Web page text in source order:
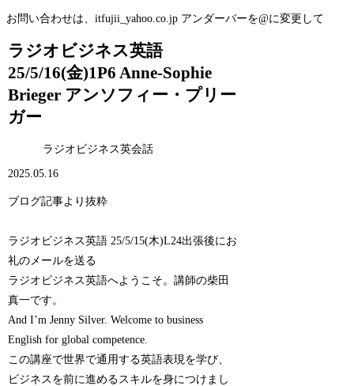
お問い合わせは、itfujii_yahoo.co.jp アンダーバーを@に変更して
ラジオビジネス英語
25/5/16(金)1P6 Anne-Sophie
Brieger アンソフィー・プリー
ガー
ラジオビジネス英会話
2025.05.16
ブログ記事より抜粋
ラジオビジネス英語 25/5/15(木)L24出張後にお
礼のメールを送る
ラジオビジネス英語へようこそ。講師の柴田
真一です。
And I’m Jenny Silver. Welcome to business
English for global competence.
この講座で世界で通用する英語表現を学び、
ビジネスを前に進めるスキルを身につけまし